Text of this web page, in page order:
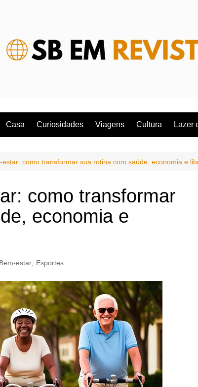
Casa Curiosidades Viagens Cultura Lazer
estar: como transformar sua rotina com saúde, economia e
como transformar
economia e
estar Esportes